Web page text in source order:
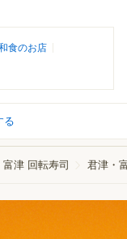
食のお店
る
津 回転寿司 君津・